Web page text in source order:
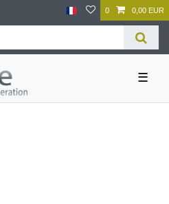
0 0,00 EUR
☰